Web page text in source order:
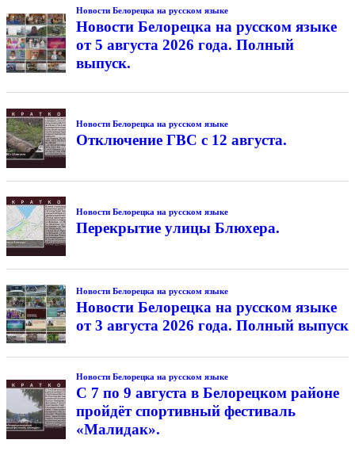
Новости Белорецка на русском языке
Новости Белорецка на русском языке
от 5 августа 2026 года. Полный
выпуск.
Новости Белорецка на русском языке
Отключение ГВС с 12 августа.
Новости Белорецка на русском языке
Перекрытие улицы Блюхера.
Новости Белорецка на русском языке
Новости Белорецка на русском языке
от 3 августа 2026 года. Полный выпуск
Новости Белорецка на русском языке
С 7 по 9 августа в Белорецком районе
пройдёт спортивный фестиваль
«Малидак».